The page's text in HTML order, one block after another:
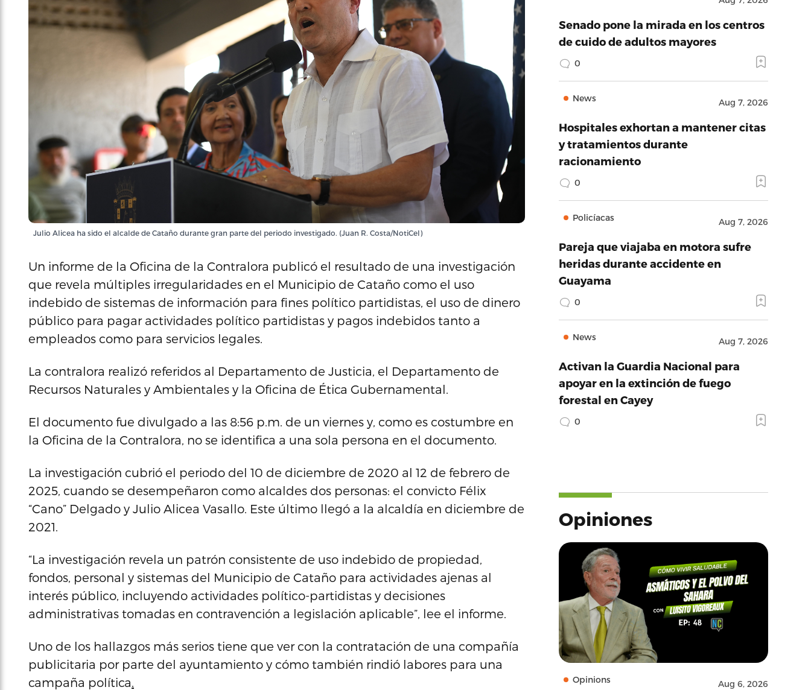
Julio Alicea ha sido el alcalde de Cataño durante gran parte del periodo investigado. (Juan R. Costa/NotiCel)
Un informe de la Oficina de la Contralora publicó el resultado de una investigación
que revela múltiples irregularidades en el Municipio de Cataño como el uso
indebido de sistemas de información para fines político partidistas, el uso de dinero
público para pagar actividades político partidistas y pagos indebidos tanto a
empleados como para servicios legales.
La contralora realizó referidos al Departamento de Justicia, el Departamento de
Recursos Naturales y Ambientales y la Oficina de Ética Gubernamental.
El documento fue divulgado a las 8:56 p.m. de un viernes y, como es costumbre en
la Oficina de la Contralora, no se identifica a una sola persona en el documento.
La investigación cubrió el periodo del 10 de diciembre de 2020 al 12 de febrero de
2025, cuando se desempeñaron como alcaldes dos personas: el convicto Félix
“Cano” Delgado y Julio Alicea Vasallo. Este último llegó a la alcaldía en diciembre de
2021.
“La investigación revela un patrón consistente de uso indebido de propiedad,
fondos, personal y sistemas del Municipio de Cataño para actividades ajenas al
interés público, incluyendo actividades político-partidistas y decisiones
administrativas tomadas en contravención a legislación aplicable”, lee el informe.
Uno de los hallazgos más serios tiene que ver con la contratación de una compañía
publicitaria por parte del ayuntamiento y cómo también rindió labores para una
campaña política.
Senado pone la mirada en los centros
de cuido de adultos mayores
0
News Aug 7, 2026
Hospitales exhortan a mantener citas
y tratamientos durante
racionamiento
0
Policíacas Aug 7, 2026
Pareja que viajaba en motora sufre
heridas durante accidente en
Guayama
0
News Aug 7, 2026
Activan la Guardia Nacional para
apoyar en la extinción de fuego
forestal en Cayey
0
Opiniones
Opinions Aug 6, 2026